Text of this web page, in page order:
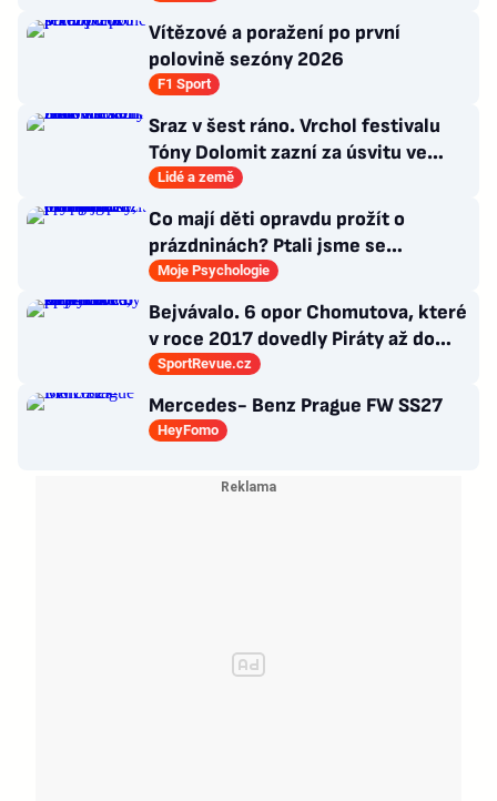
Vítězové a poražení po první
polovině sezóny 2026
F1 Sport
Sraz v šest ráno. Vrchol festivalu
Tóny Dolomit zazní za úsvitu ve
3000 metrech
Lidé a země
Co mají děti opravdu prožít o
prázdninách? Ptali jsme se
psycholožky, rodinného terapeuta a
pedagogů
Moje Psychologie
Bejvávalo. 6 opor Chomutova, které
v roce 2017 dovedly Piráty až do
semifinále play-off
SportRevue.cz
Mercedes- Benz Prague FW SS27
HeyFomo